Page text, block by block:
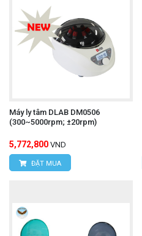
Máy ly tâm DLAB DM0506
(300~5000rpm; ±20rpm)
5,772,800 VND
ĐẶT MUA